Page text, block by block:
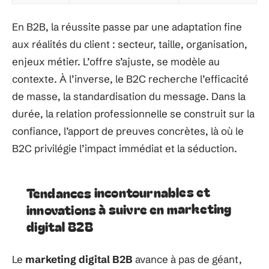
En B2B, la réussite passe par une adaptation fine
aux réalités du client : secteur, taille, organisation,
enjeux métier. L’offre s’ajuste, se modèle au
contexte. À l’inverse, le B2C recherche l’efficacité
de masse, la standardisation du message. Dans la
durée, la relation professionnelle se construit sur la
confiance, l’apport de preuves concrètes, là où le
B2C privilégie l’impact immédiat et la séduction.
Tendances incontournables et
innovations à suivre en marketing
digital B2B
Le marketing digital B2B avance à pas de géant,